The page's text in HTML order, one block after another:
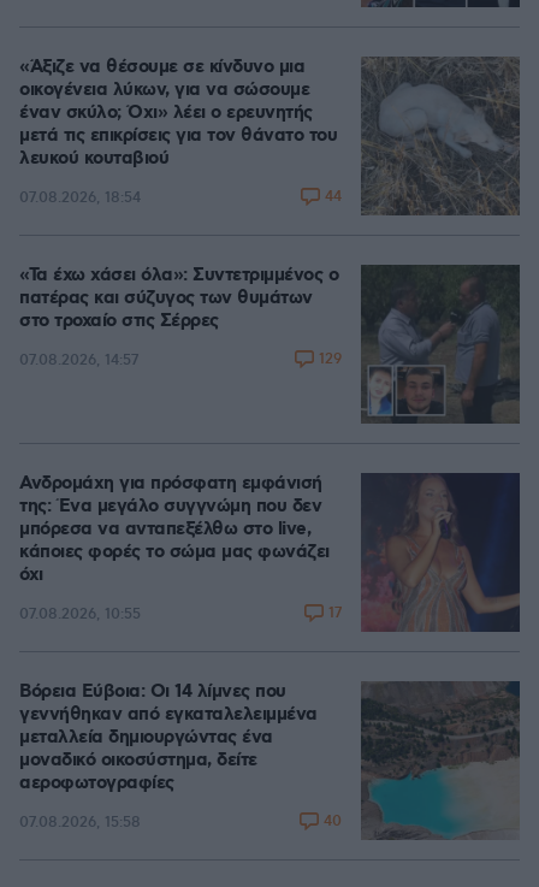
«Άξιζε να θέσουμε σε κίνδυνο μια
οικογένεια λύκων, για να σώσουμε
έναν σκύλο; Όχι» λέει ο ερευνητής
μετά τις επικρίσεις για τον θάνατο του
λευκού κουταβιού
07.08.2026, 18:54 44
«Τα έχω χάσει όλα»: Συντετριμμένος ο
πατέρας και σύζυγος των θυμάτων
στο τροχαίο στις Σέρρες
07.08.2026, 14:57 129
Ανδρομάχη για πρόσφατη εμφάνισή
της: Ένα μεγάλο συγγνώμη που δεν
μπόρεσα να ανταπεξέλθω στο live,
κάποιες φορές το σώμα μας φωνάζει
όχι
07.08.2026, 10:55 17
Βόρεια Εύβοια: Οι 14 λίμνες που
γεννήθηκαν από εγκαταλελειμμένα
μεταλλεία δημιουργώντας ένα
μοναδικό οικοσύστημα, δείτε
αεροφωτογραφίες
07.08.2026, 15:58 40